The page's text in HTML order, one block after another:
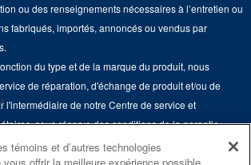
ou des renseignements nécessaires à l’entretien ou
fabriqués, importés, annoncés ou vendus par
du type et de la marque du produit, nous
de réparation, d'échange de produit et/ou de
l'intermédiaire de notre Centre de service et
sous réserve des conditions de la garantie
plus d'informations, veuillez consulter les sites Web
témoins et d’autres technologies